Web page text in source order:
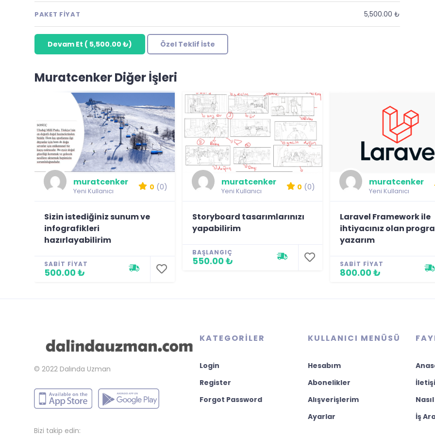
PAKET FIYAT 5,500.00 ₺
Devam Et ( 5,500.00 ₺) Özel Teklif İste
Muratcenker Diğer İşleri
muratcenker
Yeni Kullanıcı 0 (0)
Sizin istediğiniz sunum ve
infografikleri
hazırlayabilirim
SABIT FIYAT
500.00 ₺
muratcenker
Yeni Kullanıcı 0 (0)
Storyboard tasarımlarınızı
yapabilirim
BAŞLANGIÇ
550.00 ₺
muratcenker
Yeni Kullanıcı
Laravel Framework ile
ihtiyacınız olan
yazarım
SABIT FIYAT
800.00 ₺
© 2022 Dalında Uzman
Bizi takip edin:
KATEGORILER
Login
Register
Forgot Password
KULLANICI MENÜSÜ
Hesabım
Abonelikler
Alışverişlerim
Ayarlar
İş